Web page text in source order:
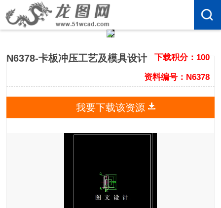
N6378-卡板冲压工艺及模具设计 下载积分：100
资料编号：N6378
我要下载该资源